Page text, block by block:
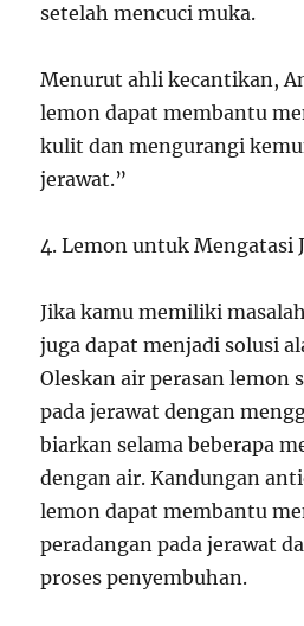
setelah mencuci muka.
Menurut ahli kecantikan,
lemon dapat membantu
kulit dan mengurangi
jerawat.”
4. Lemon untuk Mengatasi
Jika kamu memiliki
juga dapat menjadi solusi
Oleskan air perasan lemon
pada jerawat dengan
biarkan selama beberapa
dengan air. Kandungan
lemon dapat membantu
peradangan pada jerawat
proses penyembuhan.